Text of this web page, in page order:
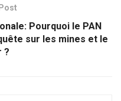
Pourquoi le PAN
sur les mines et le
?